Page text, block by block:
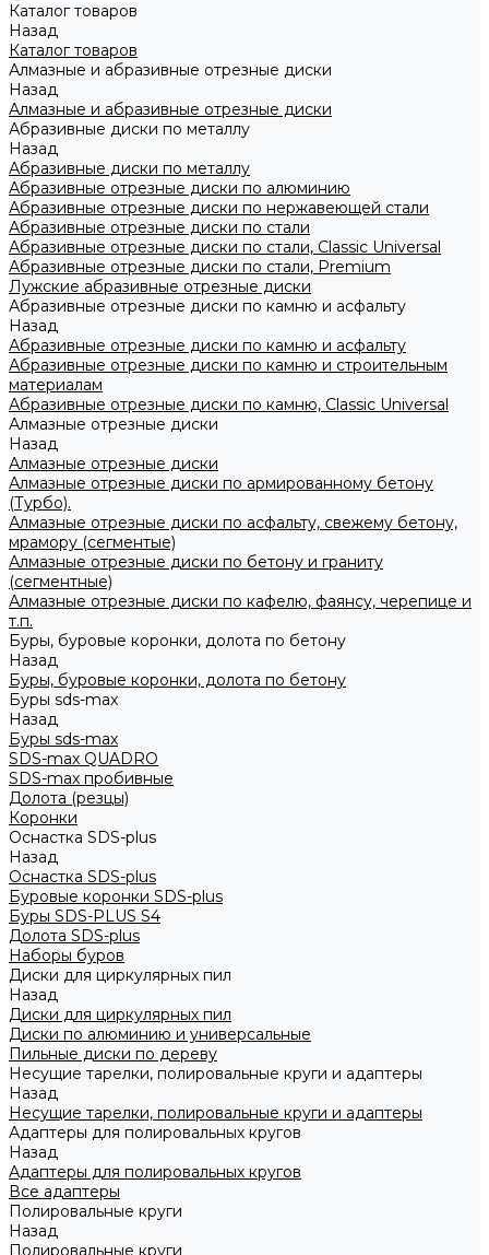
Каталог товаров
Назад
Каталог товаров
Алмазные и абразивные отрезные диски
Назад
Алмазные и абразивные отрезные диски
Абразивные диски по металлу
Назад
Абразивные диски по металлу
Абразивные отрезные диски по алюминию
Абразивные отрезные диски по нержавеющей стали
Абразивные отрезные диски по стали
Абразивные отрезные диски по стали, Classic Universal
Абразивные отрезные диски по стали, Premium
Лужские абразивные отрезные диски
Абразивные отрезные диски по камню и асфальту
Назад
Абразивные отрезные диски по камню и асфальту
Абразивные отрезные диски по камню и строительным
материалам
Абразивные отрезные диски по камню, Classic Universal
Алмазные отрезные диски
Назад
Алмазные отрезные диски
Алмазные отрезные диски по армированному бетону
(Турбо).
Алмазные отрезные диски по асфальту, свежему бетону,
мрамору (сегментые)
Алмазные отрезные диски по бетону и граниту
(сегментные)
Алмазные отрезные диски по кафелю, фаянсу, черепице и
т.п.
Буры, буровые коронки, долота по бетону
Назад
Буры, буровые коронки, долота по бетону
Буры sds-max
Назад
Буры sds-max
SDS-max QUADRO
SDS-max пробивные
Долота (резцы)
Коронки
Оснастка SDS-plus
Назад
Оснастка SDS-plus
Буровые коронки SDS-plus
Буры SDS-PLUS S4
Долота SDS-plus
Наборы буров
Диски для циркулярных пил
Назад
Диски для циркулярных пил
Диски по алюминию и универсальные
Пильные диски по дереву
Несущие тарелки, полировальные круги и адаптеры
Назад
Несущие тарелки, полировальные круги и адаптеры
Адаптеры для полировальных кругов
Назад
Адаптеры для полировальных кругов
Все адаптеры
Полировальные круги
Назад
Полировальные круги